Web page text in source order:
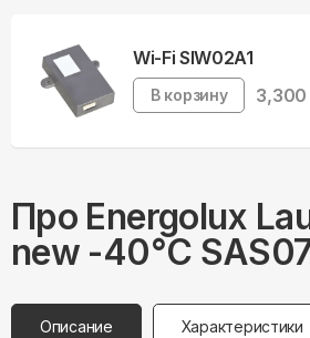
Wi-Fi SIW02A1
В корзину 3,300
Про Energolux
new -40°С
Описание Характеристики